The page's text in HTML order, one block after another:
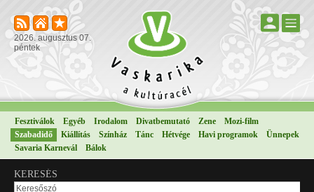
2026. augusztus 07.
péntek
Fesztiválok Egyéb Irodalom Divatbemutató Zene
Mozi-film
Szabadidő
Kiállítás Színház Tánc Hétvége Havi programok
Ünnepek
Savaria Karnevál
Bálok
KERESÉS